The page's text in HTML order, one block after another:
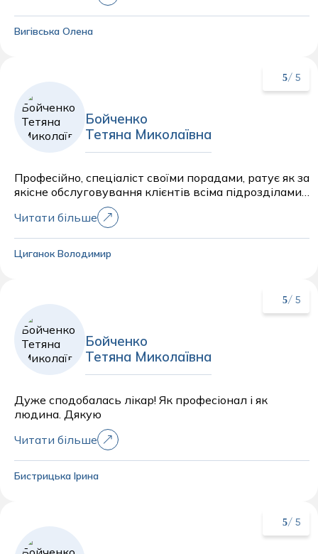
Вигівська Олена
5/ 5
Бойченко
Тетяна Миколаївна
Професійно, спеціаліст своїми порадами, ратує як за
якісне обслуговування клієнтів всіма підрозділами
центру. Комунікація з людьми на достатньо
високому рівні. P.S.: використовуючи нагоду хочу
сказати, що так професійно, як роблять забір крові з
вен персонал по вул. Шевченко ніде більш у
Житомирі не роблять.
Читати більше
Циганок Володимир
5/ 5
Бойченко
Тетяна Миколаївна
Дуже сподобалась лікар! Як професіонал і як
людина. Дякую
Читати більше
Бистрицька Ірина
5/ 5